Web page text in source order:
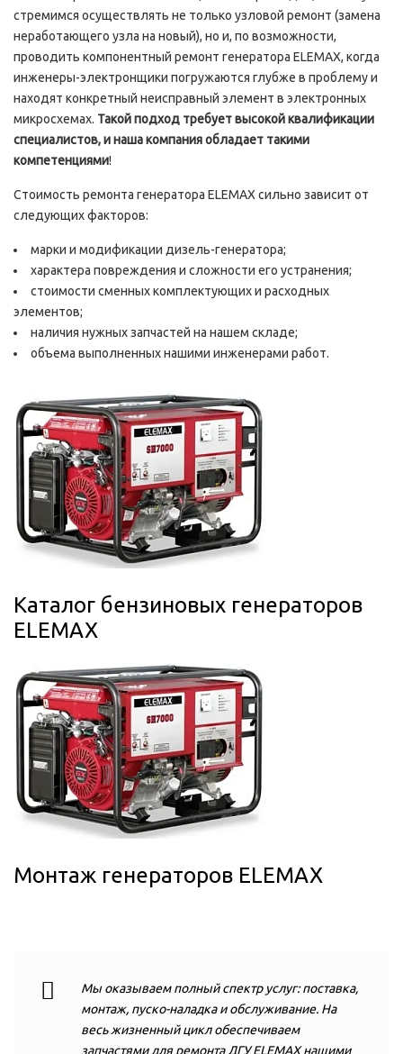
стремимся осуществлять не только узловой ремонт (замена
неработающего узла на новый), но и, по возможности,
проводить компонентный ремонт генератора ELEMAX, когда
инженеры-электронщики погружаются глубже в проблему и
находят конкретный неисправный элемент в электронных
микросхемах. Такой подход требует высокой квалификации
специалистов, и наша компания обладает такими
компетенциями!
Стоимость ремонта генератора ELEMAX сильно зависит от
следующих факторов:
марки и модификации дизель-генератора;
характера повреждения и сложности его устранения;
стоимости сменных комплектующих и расходных
элементов;
наличия нужных запчастей на нашем складе;
объема выполненных нашими инженерами работ.
Каталог бензиновых генераторов
ELEMAX
Монтаж генераторов ELEMAX
Мы оказываем полный спектр услуг: поставка,
монтаж, пуско-наладка и обслуживание. На
весь жизненный цикл обеспечиваем
запчастями для ремонта ДГУ ELEMAX нашими